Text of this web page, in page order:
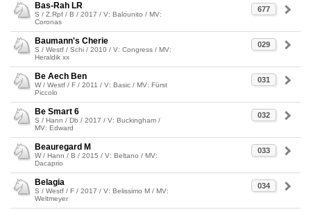
677
Bas-Rah LR
S / Z.Rpf / B / 2017 / V: Balounito / MV:
Coronas
029
Baumann's Cherie
S / Westf / Schi / 2010 / V: Congress / MV:
Heraldik xx
031
Be Aech Ben
W / Westf / F / 2011 / V: Basic / MV: Fürst
Piccolo
032
Be Smart 6
S / Hann / Db / 2017 / V: Buckingham /
MV: Edward
033
Beauregard M
W / Hann / B / 2015 / V: Beltano / MV:
Dacaprio
034
Belagia
S / Westf / F / 2017 / V: Belissimo M / MV:
Weltmeyer